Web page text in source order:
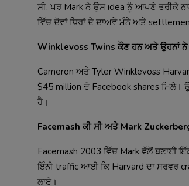
ਸੀ, ਪਰ Mark ਨੇ ਉਸ idea ਨੂੰ ਆਪਣੇ ਤਰੀਕੇ
ਵਿੱਚ ਦੋਵਾਂ ਧਿਰਾਂ ਦੇ ਦਾਅਵੇ ਮੰਨੇ ਅਤੇ
Winklevoss Twins ਕੌਣ ਹਨ ਅਤੇ ਉਹਨਾਂ ਨੇ
Cameron ਅਤੇ Tyler Winklevoss
$45 million ਦੇ Facebook shares
ਹੈ।
Facemash ਕੀ ਸੀ ਅਤੇ Mark
Facemash 2003 ਵਿੱਚ Mark ਵੱਲੋਂ
ਇੰਨੀ traffic ਆਈ ਕਿ Harvard ਦਾ ਸਰਵਰ
ਲਾਏ।